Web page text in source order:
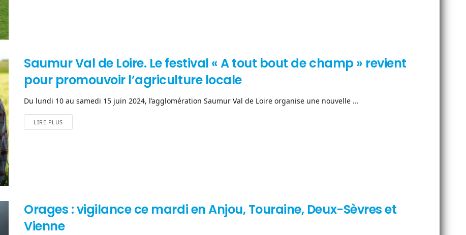
Saumur Val de Loire. Le festival « A tout bout de champ » revient
pour promouvoir l’agriculture locale
Du lundi 10 au samedi 15 juin 2024, l’agglomération Saumur Val de Loire organise une nouvelle ...
LIRE PLUS
Orages : vigilance ce mardi en Anjou, Touraine, Deux-Sèvres et
Vienne